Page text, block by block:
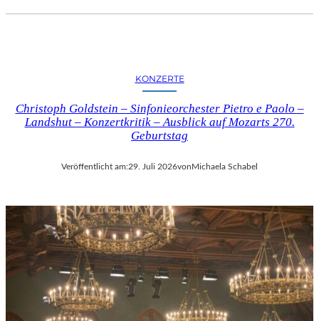
KONZERTE
Christoph Goldstein – Sinfonieorchester Pietro e Paolo –
Landshut – Konzertkritik – Ausblick auf Mozarts 270.
Geburtstag
Veröffentlicht am:29. Juli 2026von Michaela Schabel